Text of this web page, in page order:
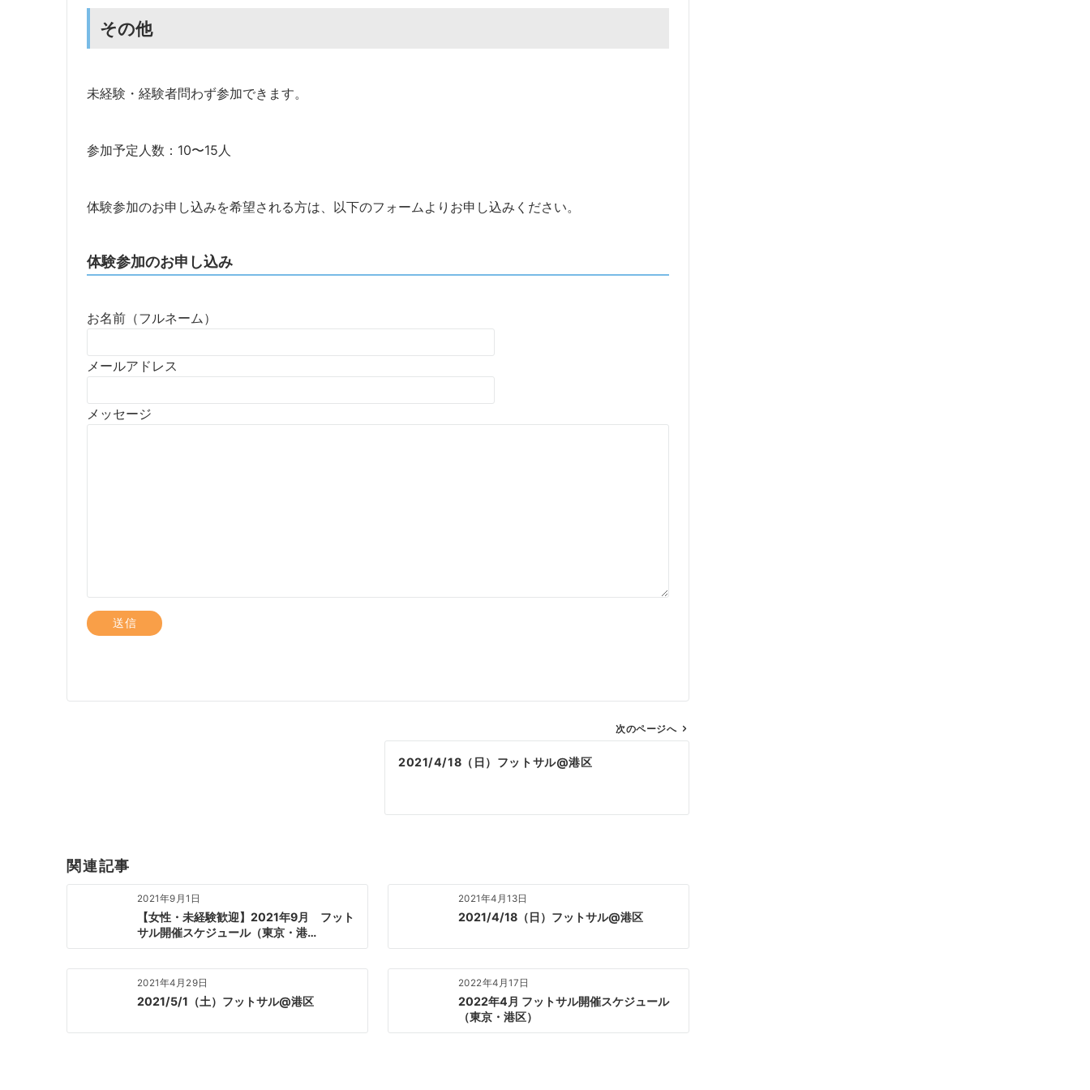
その他
未経験・経験者問わず参加できます。
参加予定人数：10〜15人
体験参加のお申し込みを希望される方は、以下のフォームよりお申し込みください。
体験参加のお申し込み
お名前（フルネーム）
メールアドレス
メッセージ
シ
次のページへ
2021/4/18（日）フットサル@港区
関連記事
2021年9月1日
【女性・未経験歓迎】2021年9月 フット
サル開催スケジュール（東京・港…
2021年4月13日
2021/4/18（日）フットサル@港区
2021年4月29日
2021/5/1（土）フットサル@港区
2022年4月17日
2022年4月 フットサル開催スケジュール
（東京・港区）